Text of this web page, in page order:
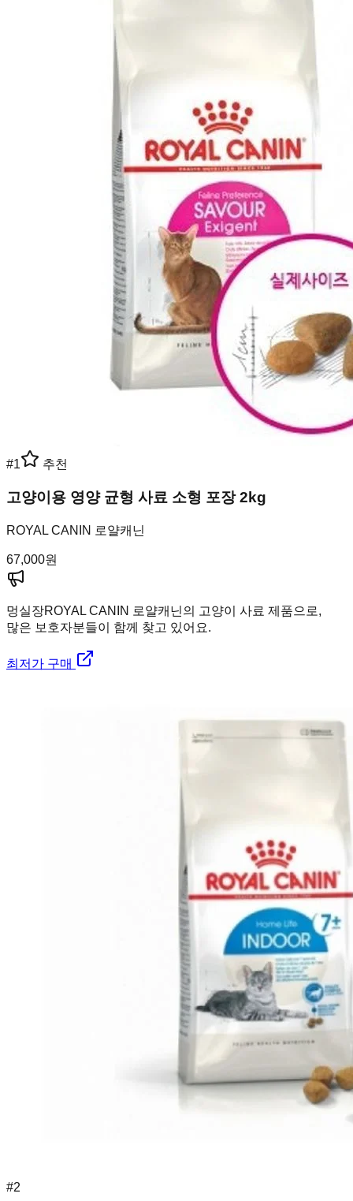
#1 추천
고양이용 영양 균형 사료 소형 포장 2kg
ROYAL CANIN 로얄캐닌
67,000원
멍실장ROYAL CANIN 로얄캐닌의 고양이 사료 제품으로,
많은 보호자분들이 함께 찾고 있어요.
최저가 구매
#2